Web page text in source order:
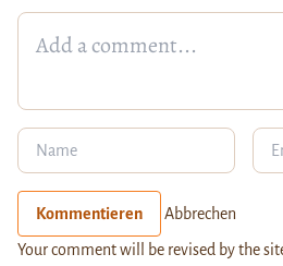
Kommentieren Abbrechen
Your comment will be revised by the